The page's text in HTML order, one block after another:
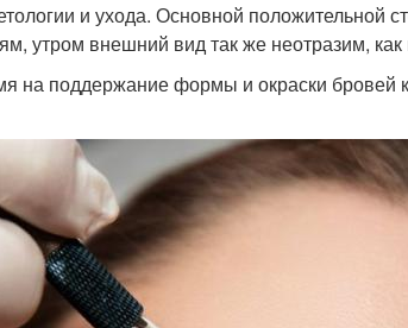
и ухода. Основной положительной
утром внешний вид так же неотразим, как
на поддержание формы и окраски бровей